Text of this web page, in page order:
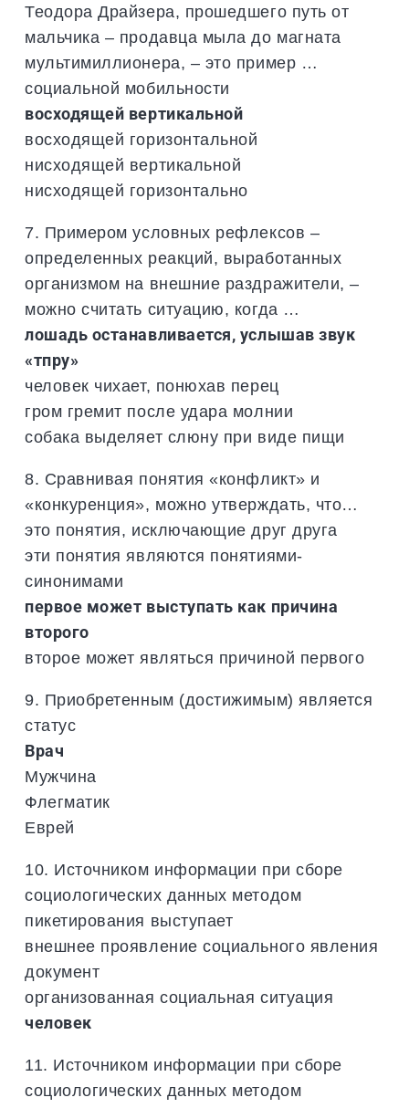
Теодора Драйзера, прошедшего путь от
мальчика – продавца мыла до магната
мультимиллионера, – это пример …
социальной мобильности
восходящей вертикальной
восходящей горизонтальной
нисходящей вертикальной
нисходящей горизонтально
7. Примером условных рефлексов –
определенных реакций, выработанных
организмом на внешние раздражители, –
можно считать ситуацию, когда …
лошадь останавливается, услышав звук
«тпру»
человек чихает, понюхав перец
гром гремит после удара молнии
собака выделяет слюну при виде пищи
8. Сравнивая понятия «конфликт» и
«конкуренция», можно утверждать, что…
это понятия, исключающие друг друга
эти понятия являются понятиями-
синонимами
первое может выступать как причина
второго
второе может являться причиной первого
9. Приобретенным (достижимым) является
статус
Врач
Мужчина
Флегматик
Еврей
10. Источником информации при сборе
социологических данных методом
пикетирования выступает
внешнее проявление социального явления
документ
организованная социальная ситуация
человек
11. Источником информации при сборе
социологических данных методом